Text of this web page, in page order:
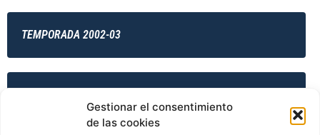
Gestionar el consentimiento
de las cookies
TEMPORADA 2002-03